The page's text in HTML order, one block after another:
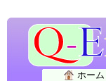
ホーム